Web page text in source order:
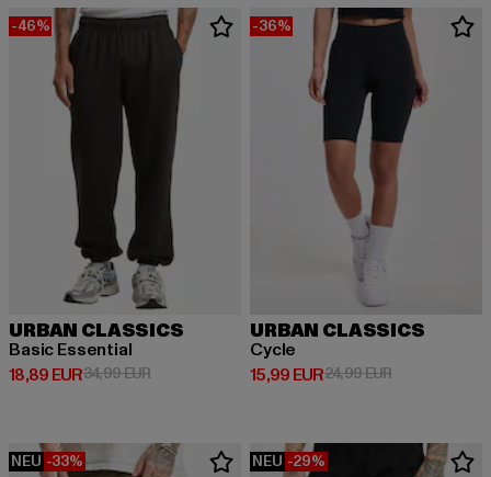
-46%
URBAN CLASSICS
Basic Essential
18,89 EUR
Derzeitiger Preis: 18,89 EUR
34,99 EURAktionspreis: 34,99 EUR
-36%
URBAN CLASSICS
Cycle
15,99 EUR
Derzeitiger Preis: 15,99 EUR
24,99 EURAktionspreis:
NEU -33% NEU -29%